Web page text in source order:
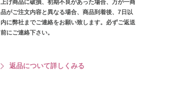
上げ商品に破損、初期不良があった場合、万が一商
品がご注文内容と異なる場合、商品到着後、7日以
内に弊社までご連絡をお願い致します。必ずご返送
前にご連絡下さい。
返品について詳しくみる